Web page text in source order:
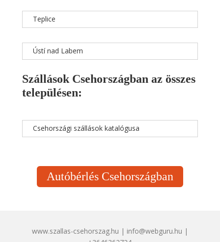
Teplice
Ústí nad Labem
Szállások Csehországban az összes
településen:
Csehországi szállások katalógusa
Autóbérlés Csehországban
www.szallas-csehorszag.hu | info@webguru.hu |